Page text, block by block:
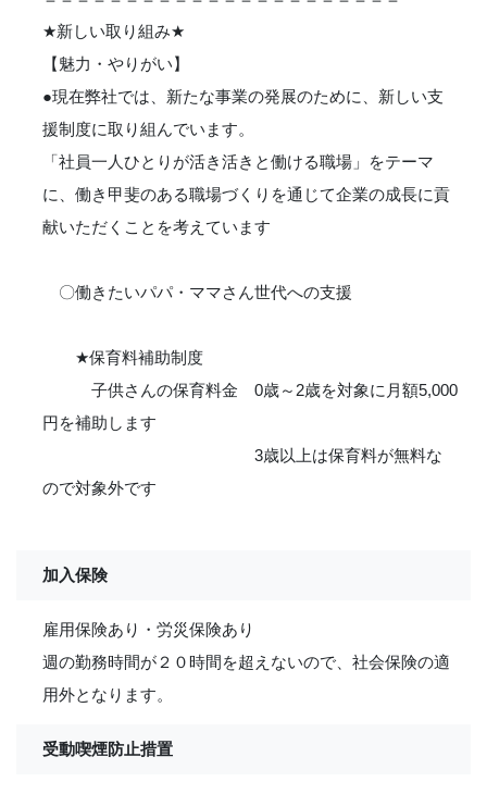
★新しい取り組み★
【魅力・やりがい】
●現在弊社では、新たな事業の発展のために、新しい支
援制度に取り組んでいます。
「社員一人ひとりが活き活きと働ける職場」をテーマ
に、働き甲斐のある職場づくりを通じて企業の成長に貢
献いただくことを考えています
〇働きたいパパ・ママさん世代への支援
★保育料補助制度
子供さんの保育料金 0歳～2歳を対象に月額5,000
円を補助します
3歳以上は保育料が無料な
ので対象外です
加入保険
雇用保険あり・労災保険あり
週の勤務時間が２０時間を超えないので、社会保険の適
用外となります。
受動喫煙防止措置